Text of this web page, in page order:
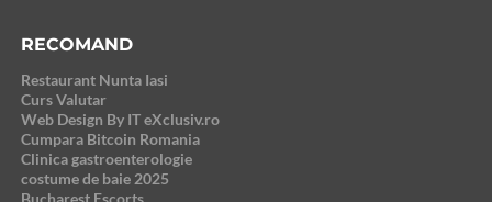
RECOMAND
Restaurant Nunta Iasi
Curs Valutar
Web Design By IT eXclusiv.ro
Cumpara Bitcoin Romania
Clinica gastroenterologie
costume de baie 2025
Bucharest Escorts